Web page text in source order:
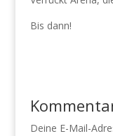
Bis dann!
Deine E-Mail-